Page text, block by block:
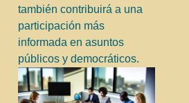
también contribuirá a una
participación más
informada en asuntos
públicos y democráticos.